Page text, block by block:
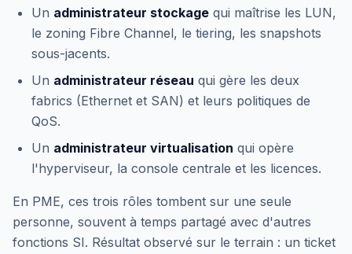
Un administrateur stockage qui maîtrise les LUN,
le zoning Fibre Channel, le tiering, les snapshots
sous-jacents.
Un administrateur réseau qui gère les deux
fabrics (Ethernet et SAN) et leurs politiques de
QoS.
Un administrateur virtualisation qui opère
l'hyperviseur, la console centrale et les licences.
En PME, ces trois rôles tombent sur une seule
personne, souvent à temps partagé avec d'autres
fonctions SI. Résultat observé sur le terrain : un ticket